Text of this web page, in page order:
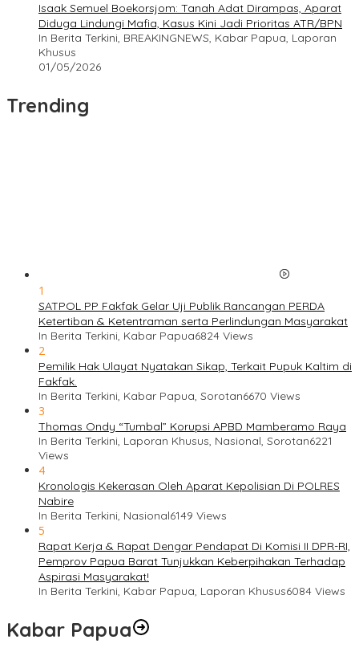
Isaak Semuel Boekorsjom: Tanah Adat Dirampas, Aparat
Diduga Lindungi Mafia, Kasus Kini Jadi Prioritas ATR/BPN
In Berita Terkini, BREAKINGNEWS, Kabar Papua, Laporan
Khusus
01/05/2026
Trending
1
SATPOL PP Fakfak Gelar Uji Publik Rancangan PERDA
Ketertiban & Ketentraman serta Perlindungan Masyarakat
In Berita Terkini, Kabar Papua6824 Views
2
Pemilik Hak Ulayat Nyatakan Sikap, Terkait Pupuk Kaltim di
Fakfak.
In Berita Terkini, Kabar Papua, Sorotan6670 Views
3
Thomas Ondy “Tumbal” Korupsi APBD Mamberamo Raya
In Berita Terkini, Laporan Khusus, Nasional, Sorotan6221
Views
4
Kronologis Kekerasan Oleh Aparat Kepolisian Di POLRES
Nabire
In Berita Terkini, Nasional6149 Views
5
Rapat Kerja & Rapat Dengar Pendapat Di Komisi II DPR-RI,
Pemprov Papua Barat Tunjukkan Keberpihakan Terhadap
Aspirasi Masyarakat!
In Berita Terkini, Kabar Papua, Laporan Khusus6084 Views
Kabar Papua